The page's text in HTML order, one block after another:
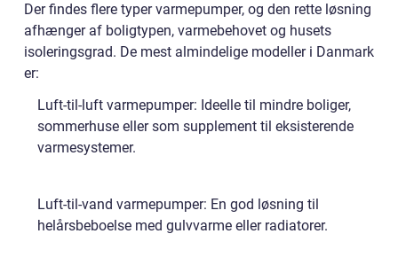
Der findes flere typer varmepumper, og den rette løsning
afhænger af boligtypen, varmebehovet og husets
isoleringsgrad. De mest almindelige modeller i Danmark
er:
Luft-til-luft varmepumper: Ideelle til mindre boliger,
sommerhuse eller som supplement til eksisterende
varmesystemer.
Luft-til-vand varmepumper: En god løsning til
helårsbeboelse med gulvvarme eller radiatorer.